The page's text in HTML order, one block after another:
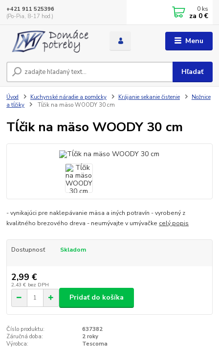
Menu
Hľadať
+421 911 525396
(Po-Pia, 8-17 hod.)
0 ks
za 0 €
Úvod Kuchynské náradie a pomôcky Krájanie sekanie čistenie
Nožnice
a tĺčiky
Tĺčik na mäso WOODY 30 cm
Tĺčik na mäso WOODY 30 cm
- vynikajúci pre naklepávanie mäsa a iných potravín - vyrobený z
kvalitného brezového dreva - neumývajte v umývačke celý popis
Dostupnosť Skladom
2,99 €
2,43 € bez DPH
Pridať do košíka
Číslo produktu:
637382
Záručná doba:
2 roky
Výrobca:
Tescoma